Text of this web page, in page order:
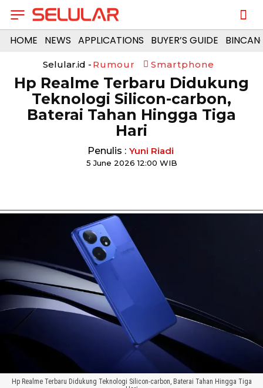
HOME NEWS APPLICATIONS BUYER’S GUIDE
Selular.id - Rumour Smartphone
Hp Realme Terbaru Didukung
Teknologi Silicon-carbon,
Baterai Tahan Hingga Tiga
Hari
Penulis : Yuni Riadi
5 June 2026 12:00 WIB
Hp Realme Terbaru Didukung Teknologi Silicon-carbon, Baterai Tahan Hingga Tiga